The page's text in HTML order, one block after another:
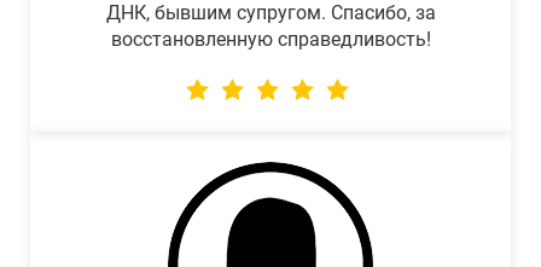
ДНК, бывшим супругом. Спасибо, за
восстановленную справедливость!